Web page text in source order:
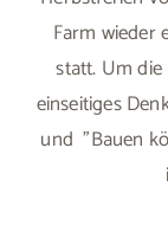
Farm wieder
statt. Um
einseitiges
und "Bauen